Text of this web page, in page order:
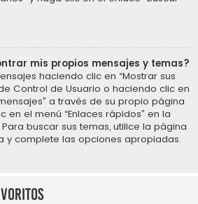
mis propios mensajes y temas?
haciendo clic en “Mostrar sus
Control de Usuario o haciendo clic en
a través de su propio página
en el menú “Enlaces rápidos” en la
buscar sus temas, utilice la página
y complete las opciones apropiadas.